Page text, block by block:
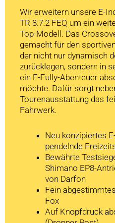
Wir erweitern unsere E-
TR 8.7.2 FEQ um ein
Top-Modell. Das
gemacht für den
der nicht nur dynamisch
zurücklegen, sondern in
ein E-Fully-Abenteuer
möchte. Dafür sorgt
Tourenausstattung das
Fahrwerk.
Neu konzipiertes
pendelnde
Bewährte
Shimano EP8-
von Darfon
Fein
Fox
Auf Knopfdruck